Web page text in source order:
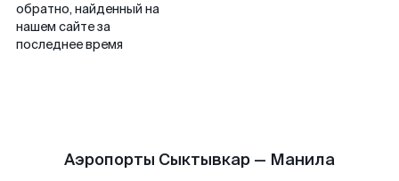
обратно, найденный на
нашем сайте за
последнее время
Аэропорты Сыктывкар — Манила